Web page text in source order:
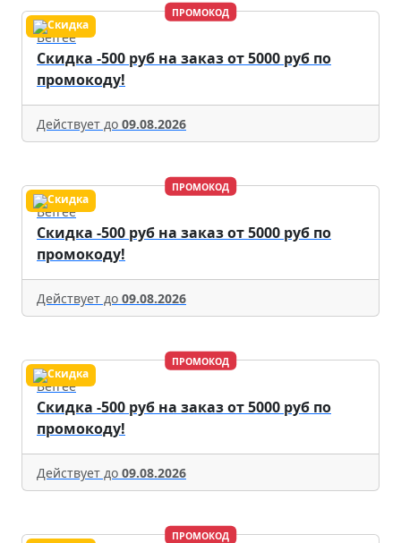
ПРОМОКОД
Befree
Скидка -500 руб на заказ от 5000 руб по
промокоду!
Действует до 09.08.2026
ПРОМОКОД
Befree
Скидка -500 руб на заказ от 5000 руб по
промокоду!
Действует до 09.08.2026
ПРОМОКОД
Befree
Скидка -500 руб на заказ от 5000 руб по
промокоду!
Действует до 09.08.2026
ПРОМОКОД